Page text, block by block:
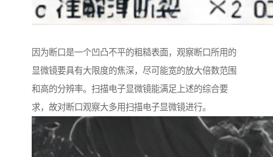
因为断口是一个凹凸不平的粗糙表面，观察断口所用的
显微镜要具有大限度的焦深，尽可能宽的放大倍数范围
和高的分辨率。扫描电子显微镜能满足上述的综合要
求，故对断口观察大多用扫描电子显微镜进行。